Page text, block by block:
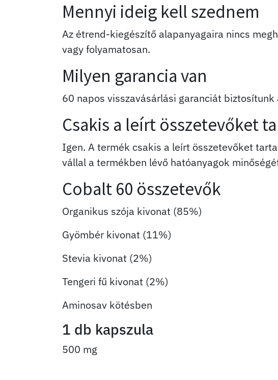
Mennyi ideig kell szednem
Az étrend-kiegészítő alapanyagaira nincs
vagy folyamatosan.
Milyen garancia van
60 napos visszavásárlási garanciát
Csakis a leírt összetevőket
Igen. A termék csakis a leírt összetevőket
vállal a termékben lévő hatóanyagok
Cobalt 60 összetevők
Organikus szója kivonat (85%)
Gyömbér kivonat (11%)
Stevia kivonat (2%)
Tengeri fű kivonat (2%)
Aminosav kötésben
1 db kapszula
500 mg